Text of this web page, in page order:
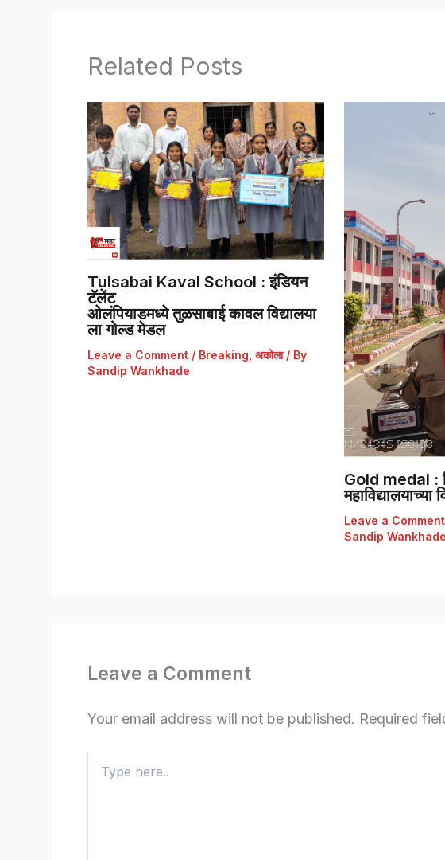
Related Posts
Tulsabai Kaval School : इंडियन
टॅलेंट
ओलंपियाडमध्ये तुळसाबाई कावल विद्यालया
ला गोल्ड मेडल
Leave a Comment / Breaking अकोला/ By
Sandip Wankhade
Gold medal :
महाविद्यालयाच्या
Leave a Comment
Sandip Wankhade
Leave a Comment
Your email address will not be published. Required
here..